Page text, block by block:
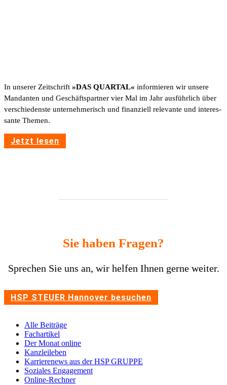
In unserer Zeit­schrift »DAS QUARTAL« infor­mieren wir unsere
Mandanten und Geschäfts­partner vier Mal im Jahr ausführ­lich über
verschie­denste unter­neh­me­risch und finan­ziell rele­vante und inter­es­
sante Themen.
Jetzt lesen
Sie haben Fragen?
Spre­chen Sie uns an, wir helfen Ihnen gerne weiter.
HSP STEUER Hannover besu­chen
Alle Beiträge
Fach­ar­tikel
Der Monat online
Kanz­lei­leben
Karrie­renews aus der HSP GRUPPE
Soziales Enga­ge­ment
Online-Rechner